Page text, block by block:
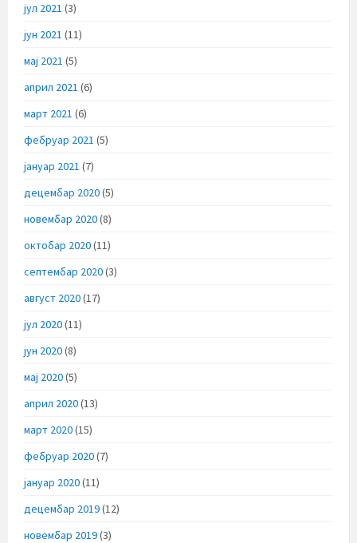
јул 2021 (3)
јун 2021 (11)
мај 2021 (5)
април 2021 (6)
март 2021 (6)
фебруар 2021 (5)
јануар 2021 (7)
децембар 2020(5)
новембар 2020(8)
октобар 2020(11)
септембар 2020(3)
август 2020(17)
јул 2020(11)
јун 2020(8)
мај 2020(5)
април 2020(13)
март 2020(15)
фебруар 2020(7)
јануар 2020(11)
децембар 2019(12)
новембар 2019(3)